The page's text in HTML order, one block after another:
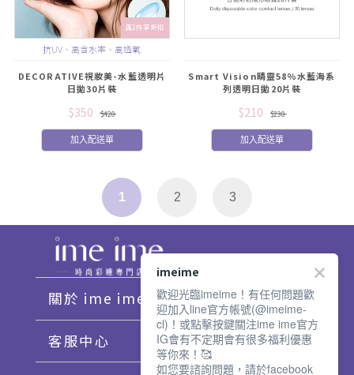
滿2件享折扣
抗UV、高含水率、高透氧
DECORATIVE視妝美-水藍透明片
日拋30片裝
$350 $420
加入配送單
Smart Vision睛靈58%水藍海系
列透明日拋20片裝
$210 $230
加入配送單
1 2 3
關於 ime ime
客服中心
imeime
歡迎光臨imeime！有任何問題歡
迎加入line官方帳號(@imeime-
cl)！或點擊按鍵關注ime ime官方
IG會有不定期會有很多福利優惠
等你來！🥰
如您要諮詢問題，請於facebook